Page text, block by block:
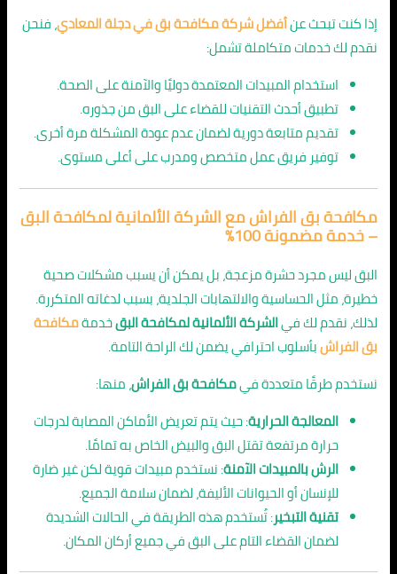
إذا كنت تبحث عنأفضل شركة مكافحة بق في دجلة المعادي، فنحن
نقدم لك خدمات متكاملة تشمل:
استخدام المبيدات المعتمدة دوليًا والآمنة على الصحة.
تطبيق أحدث التقنيات للقضاء على البق من جذوره.
تقديم متابعة دورية لضمان عدم عودة المشكلة مرة أخرى.
توفير فريق عمل متخصص ومدرب على أعلى مستوى.
مكافحة بق الفراش مع الشركة الألمانية لمكافحة البق
– خدمة مضمونة 100٪
البق ليس مجرد حشرة مزعجة، بل يمكن أن يسبب مشكلات صحية
خطيرة، مثل الحساسية والالتهابات الجلدية، بسبب لدغاته المتكررة.
لذلك، نقدم لك فيالشركة الألمانية لمكافحة البقخدمةمكافحة
بق الفراشبأسلوب احترافي يضمن لك الراحة التامة.
نستخدم طرقًا متعددة فيمكافحة بق الفراش، منها:
المعالجة الحرارية: حيث يتم تعريض الأماكن المصابة لدرجات
حرارة مرتفعة تقتل البق والبيض الخاص به تمامًا.
الرش بالمبيدات الآمنة: نستخدم مبيدات قوية لكن غير ضارة
للإنسان أو الحيوانات الأليفة، لضمان سلامة الجميع.
تقنية التبخير: تُستخدم هذه الطريقة في الحالات الشديدة
لضمان القضاء التام على البق في جميع أركان المكان.